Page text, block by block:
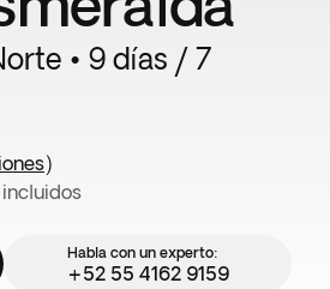
• 9 días / 7
)
Habla con un experto:
+52 55 4162 9159